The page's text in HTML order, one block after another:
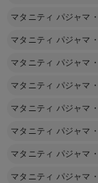
マタニティ パジャマ
マタニティ パジャマ
マタニティ パジャマ
マタニティ パジャマ
マタニティ パジャマ
マタニティ パジャマ
マタニティ パジャマ
マタニティ パジャマ